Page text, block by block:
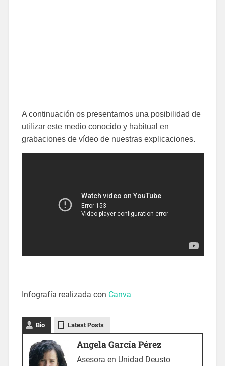
A continuación os presentamos una posibilidad de
utilizar este medio conocido y habitual en
grabaciones de vídeo de nuestras explicaciones.
Infografía realizada con Canva
Bio Latest Posts
Angela García Pérez
Asesora en Unidad Deusto